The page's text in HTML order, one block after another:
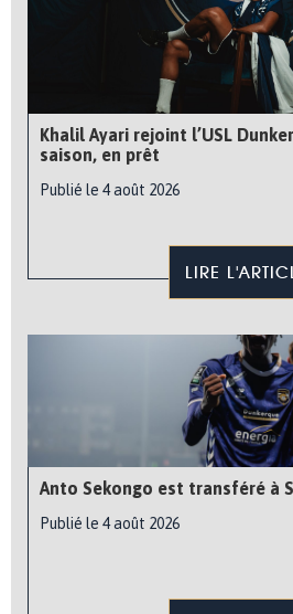
Khalil Ayari rejoint l’USL
saison, en prêt
Publié le 4 août 2026
LIRE
Anto Sekongo est transféré à
Publié le 4 août 2026